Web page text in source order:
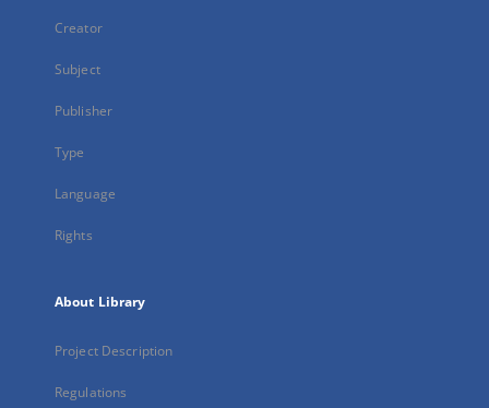
Creator
Subject
Publisher
Type
Language
Rights
About Library
Project Description
Regulations